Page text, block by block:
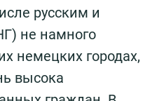
русским и
не намного
немецких городах,
высока